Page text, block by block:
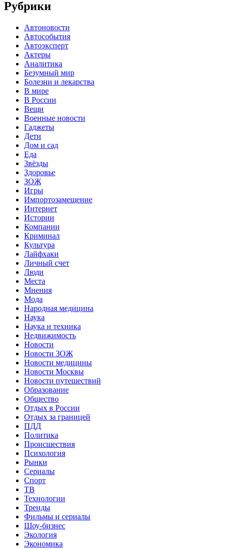
Рубрики
Автоновости
Автособытия
Автоэксперт
Актеры
Аналитика
Безумный мир
Болезни и лекарства
В мире
В России
Вещи
Военные новости
Гаджеты
Дети
Дом и сад
Еда
Звёзды
Здоровье
ЗОЖ
Игры
Импортозамещение
Интернет
Истории
Компании
Криминал
Культура
Лайфхаки
Личный счет
Люди
Места
Мнения
Мода
Народная медицина
Наука
Наука и техника
Недвижимость
Новости
Новости ЗОЖ
Новости медицины
Новости Москвы
Новости путешествий
Образование
Общество
Отдых в России
Отдых за границей
ПДД
Политика
Происшествия
Психология
Рынки
Сериалы
Спорт
ТВ
Технологии
Тренды
Фильмы и сериалы
Шоу-бизнес
Экология
Экономика